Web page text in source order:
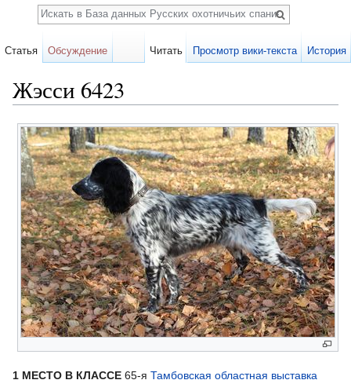
Жэсси 6423
1 МЕСТО В КЛАССЕ 65-я Тамбовская областная выставка
Статья Обсуждение Читать Просмотр вики-текста История
Поиск